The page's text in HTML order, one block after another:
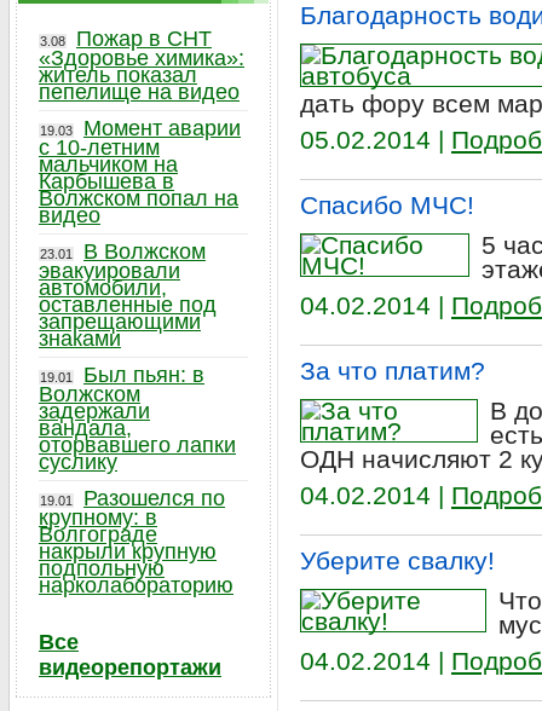
Благодарность
дать фору всем
05.02.2014 |
Спасибо МЧС!
5
04.02.2014 |
За что платим?
В
ОДН начисляют 2
04.02.2014 |
Уберите свалку!
04.02.2014 |
3.08
Пожар в СНТ
«Здоровье химика»:
житель показал
пепелище на видео
19.03
Момент аварии
с 10-летним
мальчиком на
Карбышева в
Волжском попал на
видео
23.01
В Волжском
эвакуировали
автомобили,
оставленные под
запрещающими
знаками
19.01
Был пьян: в
Волжском
задержали
вандала,
оторвавшего лапки
суслику
19.01
Разошелся по
крупному: в
Волгограде
накрыли крупную
подпольную
нарколабораторию
Все
видеорепортажи